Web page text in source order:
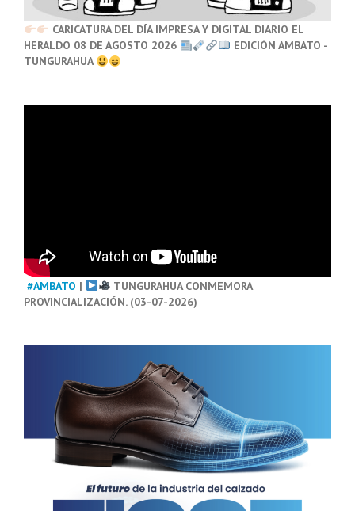
CARICATURA DEL DÍA IMPRESA Y DIGITAL DIARIO EL
HERALDO 08 DE AGOSTO 2026
EDICIÓN AMBATO -
TUNGURAHUA
#AMBATO |
TUNGURAHUA CONMEMORA
PROVINCIALIZACIÓN. (03-07-2026)